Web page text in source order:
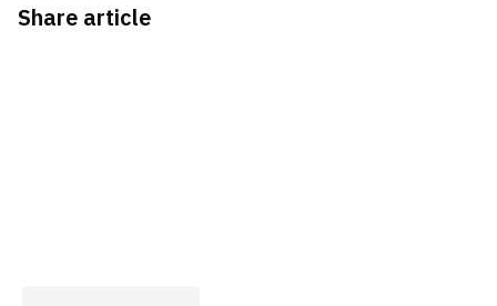
Share article